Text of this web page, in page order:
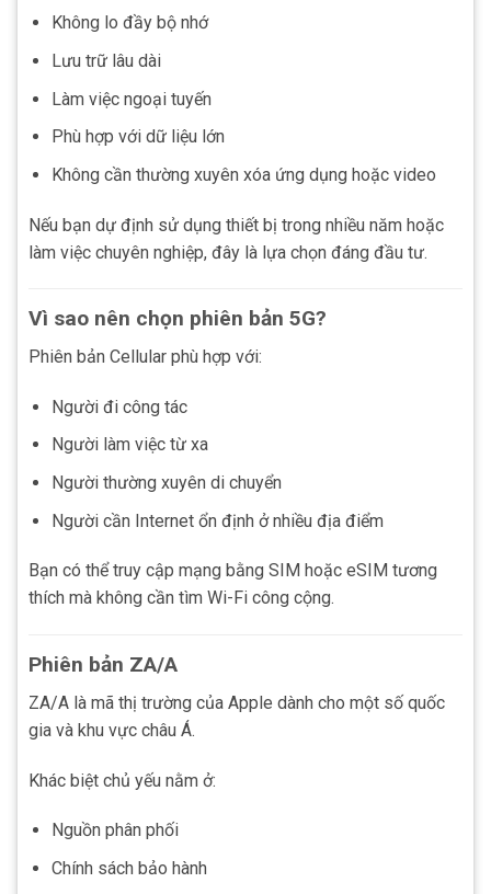
Không lo đầy bộ nhớ
Lưu trữ lâu dài
Làm việc ngoại tuyến
Phù hợp với dữ liệu lớn
Không cần thường xuyên xóa ứng dụng hoặc video
Nếu bạn dự định sử dụng thiết bị trong nhiều năm hoặc
làm việc chuyên nghiệp, đây là lựa chọn đáng đầu tư.
Vì sao nên chọn phiên bản 5G?
Phiên bản Cellular phù hợp với:
Người đi công tác
Người làm việc từ xa
Người thường xuyên di chuyển
Người cần Internet ổn định ở nhiều địa điểm
Bạn có thể truy cập mạng bằng SIM hoặc eSIM tương
thích mà không cần tìm Wi-Fi công cộng.
Phiên bản ZA/A
ZA/A là mã thị trường của Apple dành cho một số quốc
gia và khu vực châu Á.
Khác biệt chủ yếu nằm ở:
Nguồn phân phối
Chính sách bảo hành